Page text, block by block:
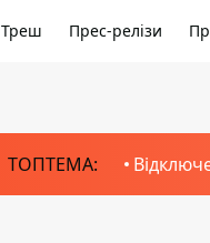
Треш Прес-релізи
ТОПТЕМА: